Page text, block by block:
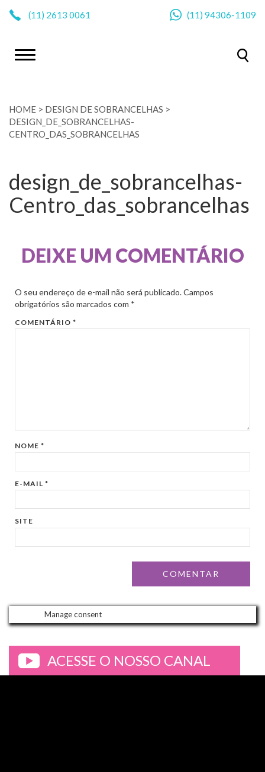
(11) 2613 0061 (11) 94306-1109
HOME > DESIGN DE SOBRANCELHAS >
DESIGN_DE_SOBRANCELHAS-
CENTRO_DAS_SOBRANCELHAS
design_de_sobrancelhas-
Centro_das_sobrancelhas
DEIXE UM COMENTÁRIO
O seu endereço de e-mail não será publicado. Campos
obrigatórios são marcados com *
COMENTÁRIO*
NOME*
E-MAIL*
SITE
Manage consent
ACESSE O NOSSO CANAL